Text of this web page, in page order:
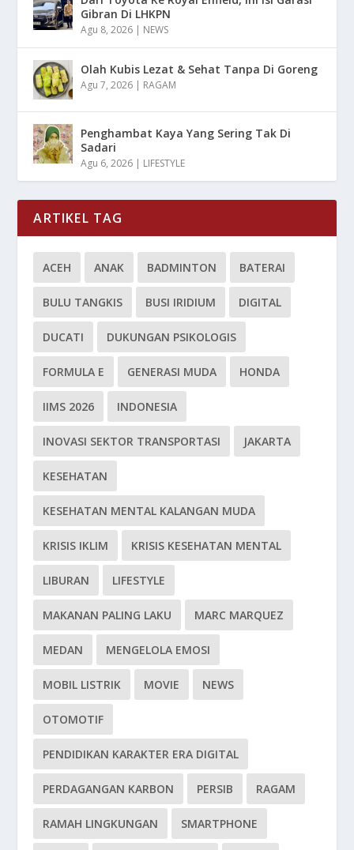
Gibran Di LHKPN
Agu 8, 2026 | NEWS
Olah Kubis Lezat & Sehat Tanpa Di Goreng
Agu 7, 2026 | RAGAM
Penghambat Kaya Yang Sering Tak Di
Sadari
Agu 6, 2026 | LIFESTYLE
ARTIKEL TAG
ACEH ANAK BADMINTON BATERAI
BULU TANGKIS BUSI IRIDIUM DIGITAL
DUCATI DUKUNGAN PSIKOLOGIS
FORMULA E GENERASI MUDA HONDA
IIMS 2026 INDONESIA
INOVASI SEKTOR TRANSPORTASI JAKARTA
KESEHATAN
KESEHATAN MENTAL KALANGAN MUDA
KRISIS IKLIM KRISIS KESEHATAN MENTAL
LIBURAN LIFESTYLE
MAKANAN PALING LAKU MARC MARQUEZ
MEDAN MENGELOLA EMOSI
MOBIL LISTRIK MOVIE NEWS
OTOMOTIF
PENDIDIKAN KARAKTER ERA DIGITAL
PERDAGANGAN KARBON PERSIB RAGAM
RAMAH LINGKUNGAN SMARTPHONE